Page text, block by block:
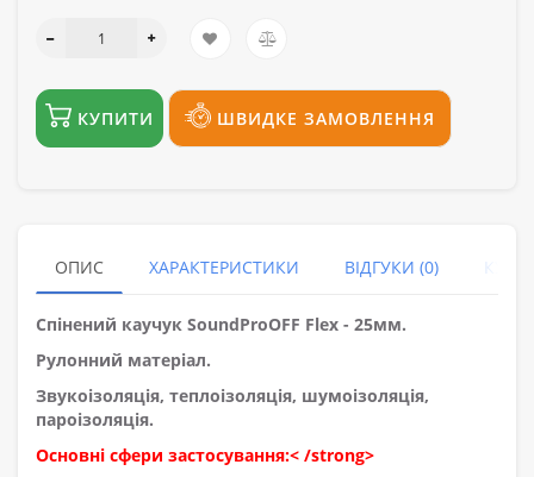
КУПИТИ ШВИДКЕ ЗАМОВЛЕННЯ
ОПИС ХАРАКТЕРИСТИКИ ВІДГУКИ (0)
Спінений каучук SoundProOFF Flex - 25мм.
Рулонний матеріал.
Звукоізоляція, теплоізоляція, шумоізоляція,
пароізоляція.
Основні сфери застосування:< /strong>